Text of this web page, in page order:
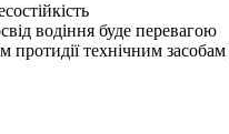
водіння буде перевагою
протидії технічним